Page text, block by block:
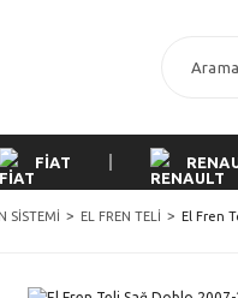
FİAT
SİSTEMİ EL FREN TELİ El Fren